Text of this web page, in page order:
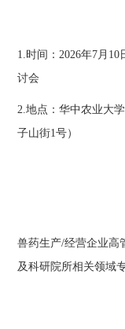
1.时间：2026年7月
讨会
2.地点：华中农业大
子山街1号）
兽药生产/经营企业高
及科研院所相关领域